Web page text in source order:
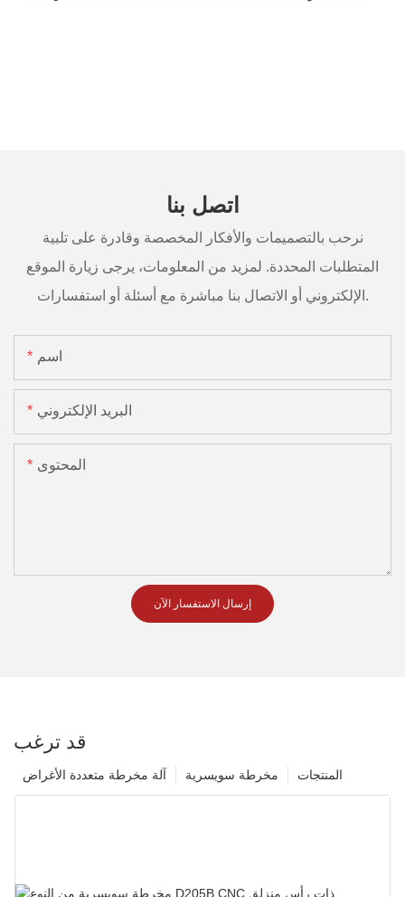
اتصل بنا
نرحب بالتصميمات والأفكار المخصصة وقادرة على تلبية
المتطلبات المحددة. لمزيد من المعلومات، يرجى زيارة الموقع
الإلكتروني أو الاتصال بنا مباشرة مع أسئلة أو استفسارات.
اسم
البريد الإلكتروني
المحتوى
إرسال الاستفسار الآن
قد ترغب
المنتجات مخرطة سويسرية آلة مخرطة متعددة الأغراض